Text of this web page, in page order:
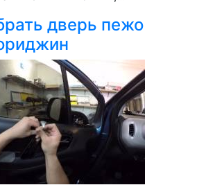
дверь пежо